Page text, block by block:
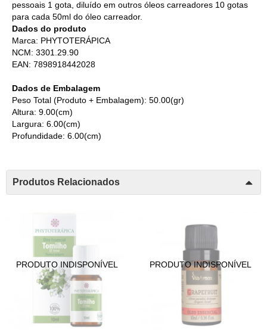
pessoais 1 gota, diluído em outros óleos carreadores 10 gotas
para cada 50ml do óleo carreador.
Dados do produto
Marca: PHYTOTERÁPICA
NCM: 3301.29.90
EAN: 7898918442028
Dados de Embalagem
Peso Total (Produto + Embalagem): 50.00(gr)
Altura: 9.00(cm)
Largura: 6.00(cm)
Profundidade: 6.00(cm)
Produtos Relacionados